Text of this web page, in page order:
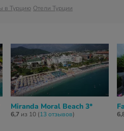
в Турцию Отели Турции
Miranda Moral Beach 3*
6,7из 10 (13 отзывов)